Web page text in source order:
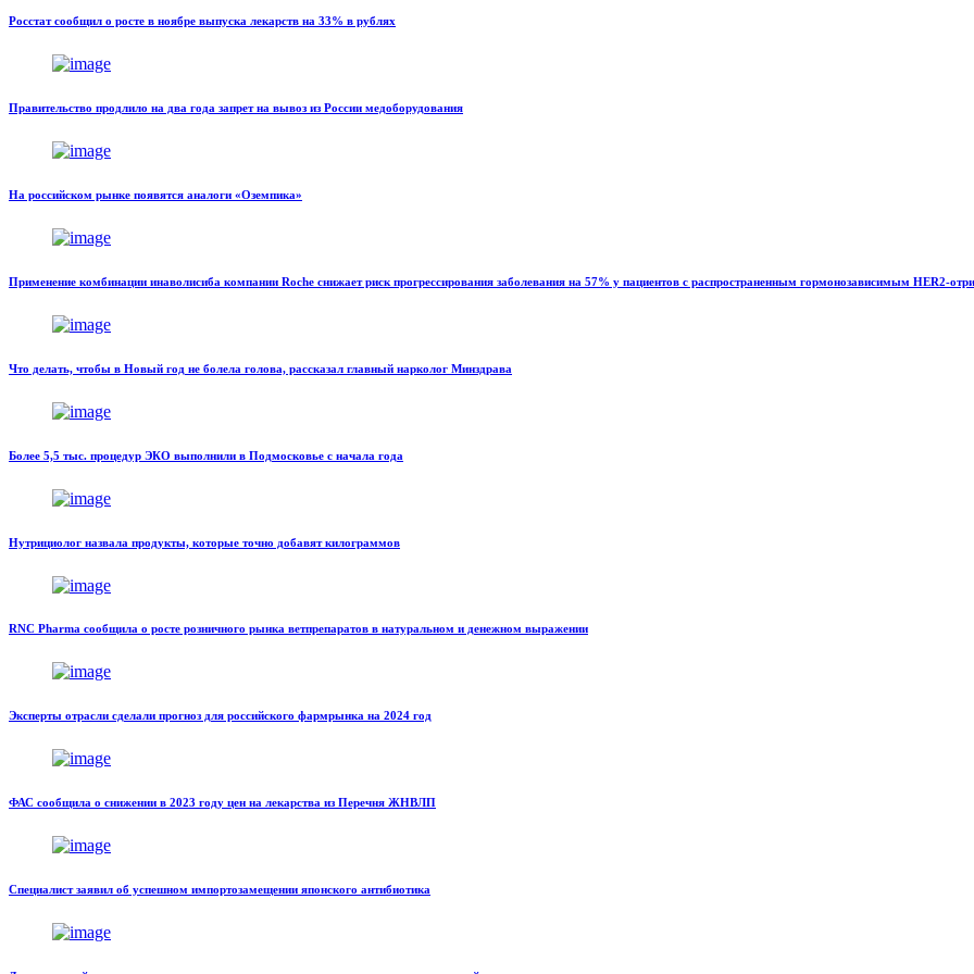
Росстат сообщил о росте в ноябре выпуска лекарств на 33% в рублях
Правительство продлило на два года запрет на вывоз из России медоборудования
На российском рынке появятся аналоги «Оземпика»
Применение комбинации инаволисиба компании Roche снижает риск прогрессирования заболевания на 57% у пациентов с распространенным гормонозависимым HER2-
Что делать, чтобы в Новый год не болела голова, рассказал главный нарколог Минздрава
Более 5,5 тыс. процедур ЭКО выполнили в Подмосковье с начала года
Нутрициолог назвала продукты, которые точно добавят килограммов
RNC Pharma сообщила о росте розничного рынка ветпрепаратов в натуральном и денежном выражении
Эксперты отрасли сделали прогноз для российского фармрынка на 2024 год
ФАС сообщила о снижении в 2023 году цен на лекарства из Перечня ЖНВЛП
Специалист заявил об успешном импортозамещении японского антибиотика